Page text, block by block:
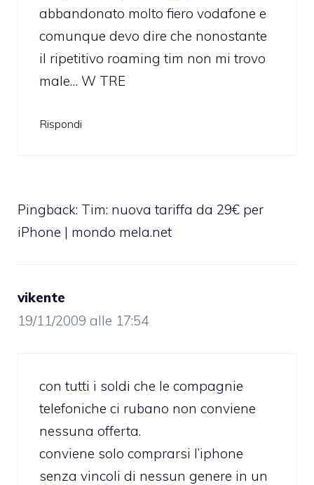
abbandonato molto fiero vodafone e
comunque devo dire che nonostante
il ripetitivo roaming tim non mi trovo
male… W TRE
Rispondi
Pingback: Tim: nuova tariffa da 29€ per
iPhone | mondo mela.net
vikente
19/11/2009 alle 17:54
con tutti i soldi che le compagnie
telefoniche ci rubano non conviene
nessuna offerta.
conviene solo comprarsi l’iphone
senza vincoli di nessun genere in un